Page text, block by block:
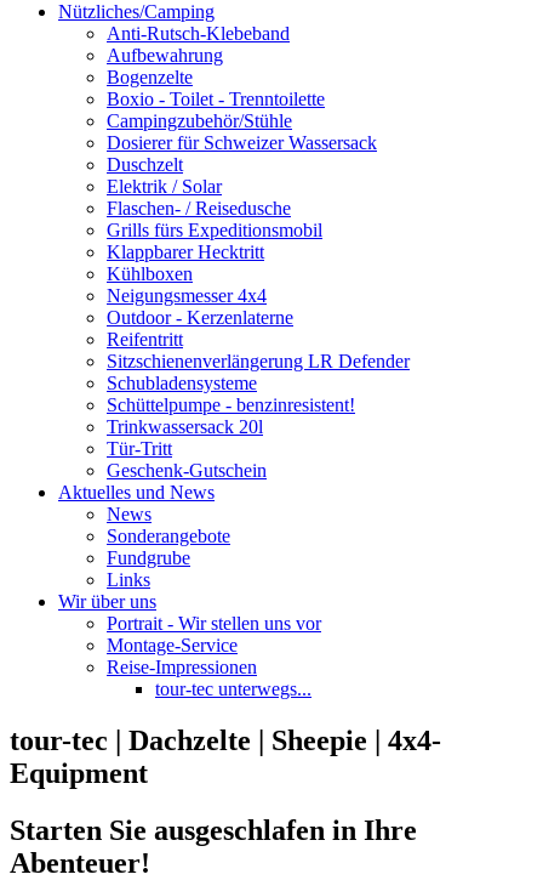
Nützliches/Camping
Anti-Rutsch-Klebeband
Aufbewahrung
Bogenzelte
Boxio - Toilet - Trenntoilette
Campingzubehör/Stühle
Dosierer für Schweizer Wassersack
Duschzelt
Elektrik / Solar
Flaschen- / Reisedusche
Grills fürs Expeditionsmobil
Klappbarer Hecktritt
Kühlboxen
Neigungsmesser 4x4
Outdoor - Kerzenlaterne
Reifentritt
Sitzschienenverlängerung LR Defender
Schubladensysteme
Schüttelpumpe - benzinresistent!
Trinkwassersack 20l
Tür-Tritt
Geschenk-Gutschein
Aktuelles und News
News
Sonderangebote
Fundgrube
Links
Wir über uns
Portrait - Wir stellen uns vor
Montage-Service
Reise-Impressionen
tour-tec unterwegs...
tour-tec | Dachzelte | Sheepie | 4x4-
Equipment
Starten Sie ausgeschlafen in Ihre
Abenteuer!